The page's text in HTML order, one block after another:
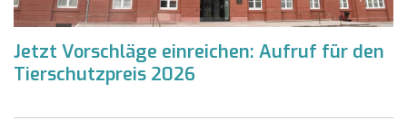
Jetzt Vorschläge einreichen: Aufruf für den
Tierschutzpreis 2026